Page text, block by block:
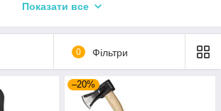
Використовується для рубки дерев, грубої
Показати все
0 Фільтри
–20%